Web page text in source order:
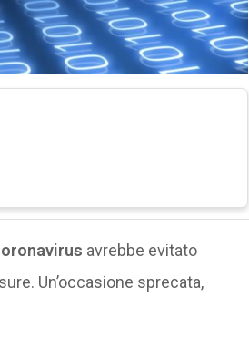
avrebbe evitato
Un’occasione sprecata,
Cittadinanza digitale